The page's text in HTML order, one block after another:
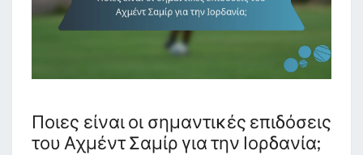
Ποιες είναι οι σημαντικές επιδόσεις
του Αχμέντ Σαμίρ για την Ιορδανία;